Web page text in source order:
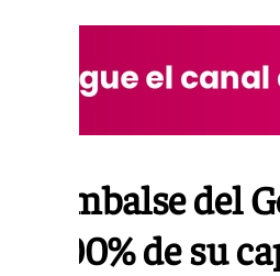
El embalse del
al 100% de su